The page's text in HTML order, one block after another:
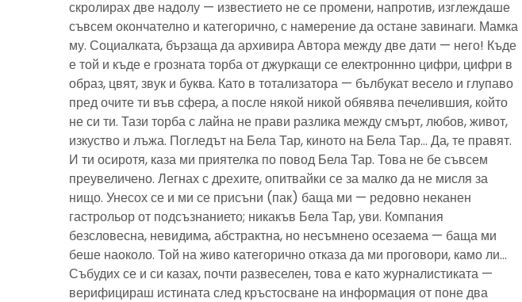
скролирах две надолу — известието не се промени, напротив, изглеждаше
съвсем окончателно и категорично, с намерение да остане завинаги. Мамка
му. Социалката, бързаща да архивира Автора между две дати — него! Къде
е той и къде е грозната торба от джуркащи се електроннно цифри, цифри в
образ, цвят, звук и буква. Като в тотализатора — бълбукат весело и глупаво
пред очите ти във сфера, а после някой никой обявява печелившия, който
не си ти. Тази торба с лайна не прави разлика между смърт, любов, живот,
изкуство и лъжа. Погледът на Бела Тар, киното на Бела Тар… Да, те правят.
И ти осиротя, каза ми приятелка по повод Бела Тар. Това не бе съвсем
преувеличено. Легнах с дрехите, опитвайки се за малко да не мисля за
нищо. Унесох се и ми се присъни (пак) баща ми — редовно неканен
гастрольор от подсъзнанието; никакъв Бела Тар, уви. Компания
безсловесна, невидима, абстрактна, но несъмнено осезаема — баща ми
беше наоколо. Той на живо категорично отказа да ми проговори, камо ли…
Събудих се и си казах, почти развеселен, това е като журналистиката —
верифицираш истината след кръстосване на информация от поне два